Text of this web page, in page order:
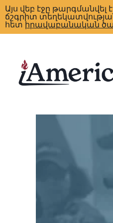
Այս վեբ էջը թարգմանվել
ճշգրիտ
հետ իրավաբանական